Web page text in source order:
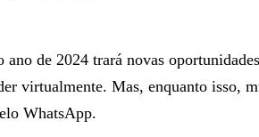
de 2024 trará novas
virtualmente. Mas, enquanto isso,
WhatsApp.